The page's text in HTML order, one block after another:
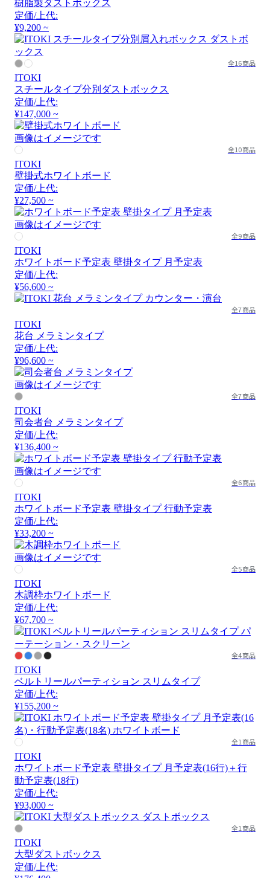
樹脂製ダストボックス
定価/上代:
¥9,200 ~
全16商品
ITOKI
スチールタイプ分別ダストボックス
定価/上代:
¥147,000 ~
画像はイメージです
全10商品
ITOKI
壁掛式ホワイトボード
定価/上代:
¥27,500 ~
画像はイメージです
全9商品
ITOKI
ホワイトボード予定表 壁掛タイプ 月予定表
定価/上代:
¥56,600 ~
全7商品
ITOKI
花台 メラミンタイプ
定価/上代:
¥96,600 ~
画像はイメージです
全7商品
ITOKI
司会者台 メラミンタイプ
定価/上代:
¥136,400 ~
画像はイメージです
全6商品
ITOKI
ホワイトボード予定表 壁掛タイプ 行動予定表
定価/上代:
¥33,200 ~
画像はイメージです
全5商品
ITOKI
木調枠ホワイトボード
定価/上代:
¥67,700 ~
全4商品
ITOKI
ベルトリールパーティション スリムタイプ
定価/上代:
¥155,200 ~
全1商品
ITOKI
ホワイトボード予定表 壁掛タイプ 月予定表(16行)＋行
動予定表(18行)
定価/上代:
¥93,000 ~
全1商品
ITOKI
大型ダストボックス
定価/上代: